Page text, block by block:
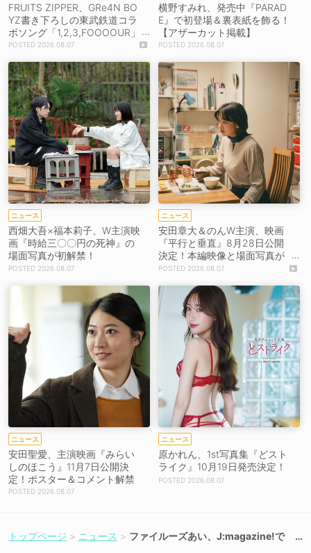
FRUITS ZIPPER、GRe4N BO
YZ書き下ろしの東武鉄道コラ
ボソング「1,2,3,FOOOOUR」
をリリース＆MV公開！
2026.08.07
横野すみれ、発売中『PARAD
E』で初登場＆裏表紙を飾る！
【アザーカット掲載】
2026.08.07
ニュース
西畑大吾×福本莉子、W主演映
画『時給三〇〇円の死神』の
場面写真が初解禁！
2026.08.07
ニュース
安田章大＆のんW主演、映画
『平行と垂直』8月28日公開
決定！本編映像と場面写真が
初解禁！2026.08.07
ニュース
安田聖愛、主演映画『みらい
しのほこう』11月7日公開決
定！ポスター＆コメント解禁
2026.08.07
ニュース
原かれん、1st写真集『どスト
ライク』10月19日発売決定！
2026.08.07
トップページ ニュース
ファイルーズあい、J:magazine!で